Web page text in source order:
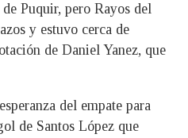
Puquir, pero Rayos del
y estuvo cerca de
de Daniel Yanez, que
del empate para
de Santos López que